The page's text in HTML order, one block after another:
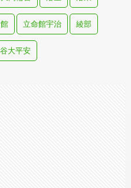
立命館宇治 綾部
大平安